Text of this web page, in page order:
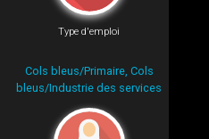
Type d'emploi
Cols bleus/Primaire, Cols
bleus/Industrie des services